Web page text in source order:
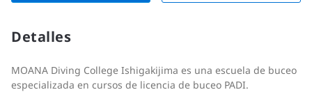
Detalles
MOANA Diving College Ishigakijima es una escuela de buceo
especializada en cursos de licencia de buceo PADI.